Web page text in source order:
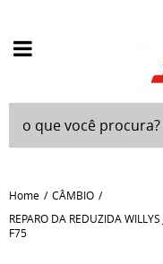
Home
CÂMBIO
REPARO DA REDUZIDA
F75